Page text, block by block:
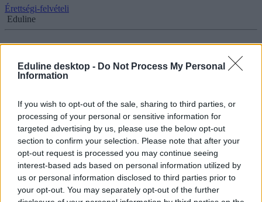
Eduline desktop - Do Not Process My Personal
Information
If you wish to opt-out of the sale, sharing to third parties, or
processing of your personal or sensitive information for
targeted advertising by us, please use the below opt-out
section to confirm your selection. Please note that after your
opt-out request is processed you may continue seeing
interest-based ads based on personal information utilized by
us or personal information disclosed to third parties prior to
your opt-out. You may separately opt-out of the further
Érettségi-felvételi
Eduline
Itt vannak a szabályok: így számolhattok a mai
Hány százaléktól van meg a kettes vagy éppen az ötös emelt és
középszintű magyarérettségin? Így számolhattok a mai vizsga
pontjaival. Mutatjuk a szabályokat.
Érettségi-felvételi
Eduline